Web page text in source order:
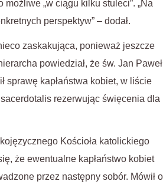
możliwe „w ciągu kilku stuleci”. „Na
perspektyw” – dodał.
zaskakująca, ponieważ jeszcze
powiedział, że św. Jan Paweł
sprawę kapłaństwa kobiet, w liście
rezerwując święcenia dla
Kościoła katolickiego
że ewentualne kapłaństwo kobiet
przez następny sobór. Mówił o